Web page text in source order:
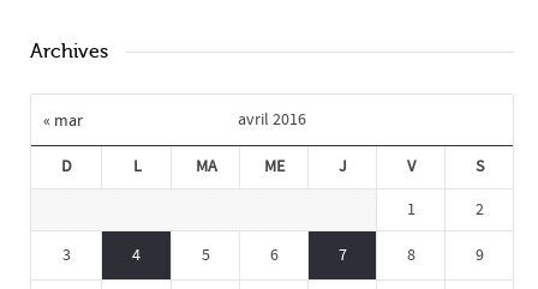
Archives
avril 2016
D L MA ME J V S
« mar
1 2
3 4 5 6 7 8 9